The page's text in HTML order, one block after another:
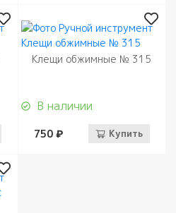
Клещи обжимные № 315
В наличии
750 ₽ Купить